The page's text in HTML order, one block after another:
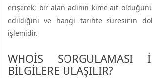
erişerek; bir alan adının kime ait
edildiğini ve hangi tarihte süresinin
işlemidir.
WHOIS SORGULAMASI
BILGILERE ULAŞILIR?